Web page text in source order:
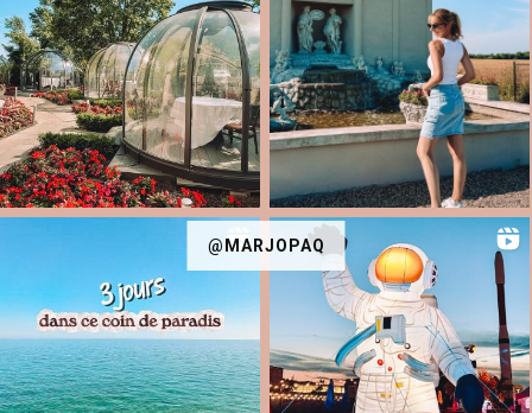
@MARJOPAQ